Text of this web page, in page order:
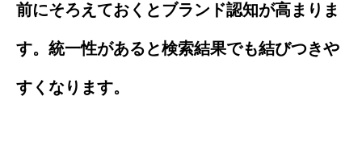
前にそろえておくとブランド認知が高まりま
す。統一性があると検索結果でも結びつきや
すくなります。